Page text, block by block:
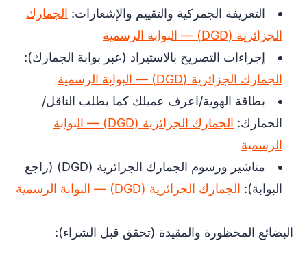
التعريفة الجمركية والتقييم والإشعارات: الجمارك
الجزائرية (DGD) — البوابة الرسمية
إجراءات التصريح بالاستيراد (عبر بوابة الجمارك):
الجمارك الجزائرية (DGD) — البوابة الرسمية
بطاقة الهوية/اعرف عميلك كما يطلب الناقل/
الجمارك:
الجمارك الجزائرية (DGD) — البوابة
الرسمية
مناشير ورسوم الجمارك الجزائرية (DGD) (راجع
البوابة): الجمارك الجزائرية (DGD) — البوابة الرسمية
البضائع المحظورة والمقيدة (تحقق قبل الشراء):